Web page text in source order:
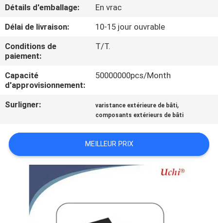
VISITE
D'USINE
CONTRÔLE
DE
QUALITÉ
NOUS
NOUVELLES
DEMANDEZ
UNE
Détails d'emballage:
En vrac
Délai de livraison:
10-15 jour ouvrable
Conditions de
paiement:
T/T.
Capacité
d'approvisionnement:
50000000pcs/Month
Surligner: varistance extérieure de bâti,
composants extérieurs de bâti
MEILLEUR PRIX